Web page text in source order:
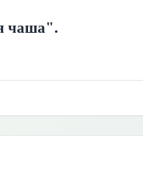
чаша".